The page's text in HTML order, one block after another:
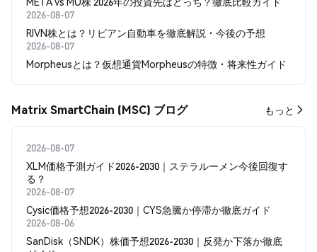
2026-08-07
RIVN株とは？リビアン自動車を徹底解説・今後の予想
2026-08-07
Morpheusとは？仮想通貨Morpheusの特徴・将来性ガイド
Matrix SmartChain (MSC) ブログ もっと
2026-08-07
XLM価格予測ガイド2026-2030｜ステラルーメン今後回復す
る？
2026-08-07
Cysic価格予想2026-2030｜CYS急騰か停滞か徹底ガイド
2026-08-06
SanDisk（SNDK）株価予想2026-2030｜反発か下落か徹底